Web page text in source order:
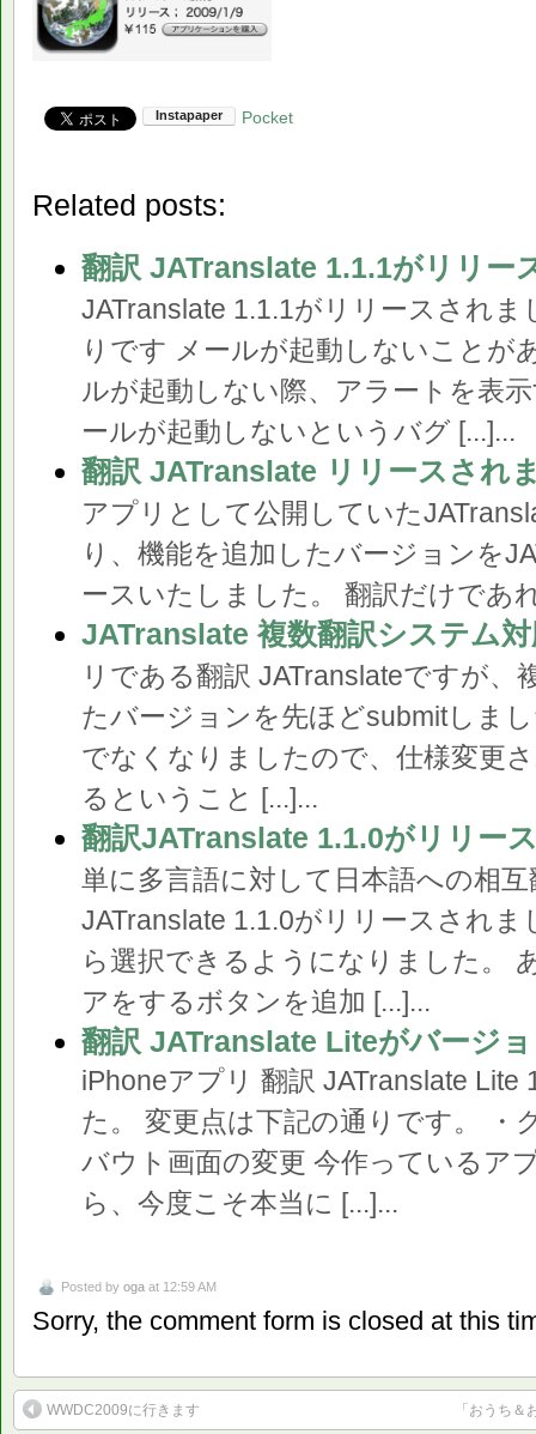
Pocket
Related posts:
翻訳 JATranslate 1.1.1がリリー
JATranslate 1.1.1がリリースされま
りです メールが起動しないことが
ルが起動しない際、アラートを表
ールが起動しないというバグ [...]...
翻訳 JATranslate リリースされ
アプリとして公開していた
り、機能を追加したバージョンを
ースいたしました。 翻訳だけであ
JATranslate 複数翻訳システム
リである翻訳 JATranslateですが、
たバージョンを先ほどsubmitしま
でなくなりましたので、仕様変更
るということ [...]...
翻訳JATranslate 1.1.0がリリー
単に多言語に対して日本語への相
JATranslate 1.1.0がリリースされ
ら選択できるようになりました。
アをするボタンを追加 [...]...
翻訳 JATranslate Liteがバージ
iPhoneアプリ 翻訳 JATranslate
た。 変更点は下記の通りです。 ・
バウト画面の変更 今作っているア
ら、今度こそ本当に [...]...
Posted by oga at 12:59 AM
Sorry, the comment form is closed at this
WWDC2009に行きます 「おうち